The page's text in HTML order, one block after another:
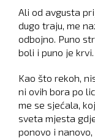
Ali od avgusta
dugo traju, me
odbojno. Puno
boli i puno je krvi.
Kao što rekoh,
ni ovih bora po
me se sjećala,
sveta mjesta
ponovo i